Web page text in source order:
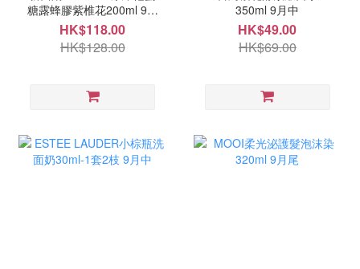
糖露蜂膠紫椎花200ml 9月
頭
HK$118.00
HK$128.00
350ml 9月中
HK$49.00
HK$69.00